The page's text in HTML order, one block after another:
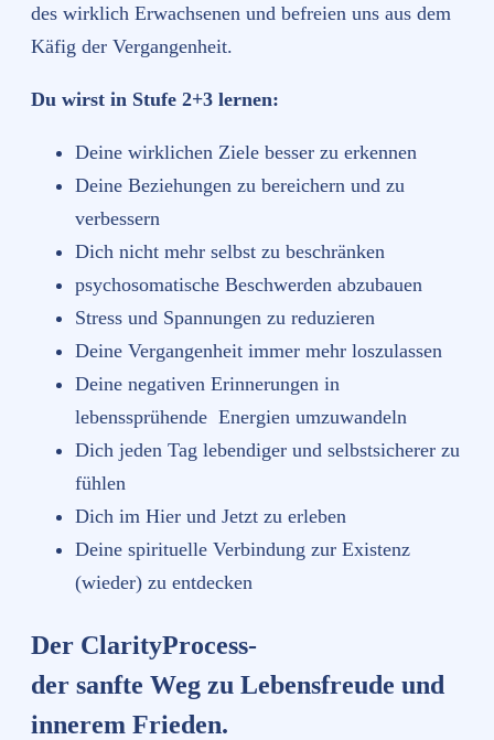
des wirklich Erwachsenen und befreien uns aus dem
Käfig der Vergangenheit.
Du wirst in Stufe 2+3 lernen:
Deine wirklichen Ziele besser zu erkennen
Deine Beziehungen zu bereichern und zu
verbessern
Dich nicht mehr selbst zu beschränken
psychosomatische Beschwerden abzubauen
Stress und Spannungen zu reduzieren
Deine Vergangenheit immer mehr loszulassen
Deine negativen Erinnerungen in
lebenssprühende Energien umzuwandeln
Dich jeden Tag lebendiger und selbstsicherer zu
fühlen
Dich im Hier und Jetzt zu erleben
Deine spirituelle Verbindung zur Existenz
(wieder) zu entdecken
Der ClarityProcess-
der sanfte Weg zu Lebensfreude und
innerem Frieden.